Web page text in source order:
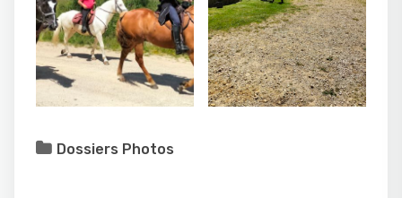
Dossiers Photos